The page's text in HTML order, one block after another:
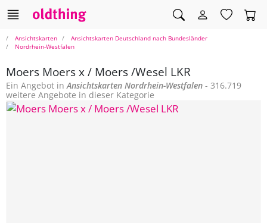
Ansichtskarten
Ansichtskarten Deutschland nach Bundesländer
Nordrhein-Westfalen
Moers Moers x / Moers /Wesel LKR
Ein Angebot inAnsichtskarten Nordrhein-Westfalen - 316.719
weitere Angebote in dieser Kategorie